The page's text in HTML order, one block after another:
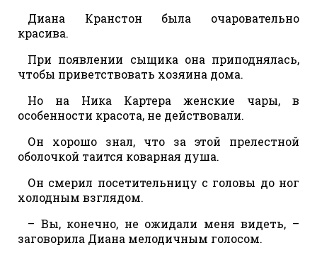
Диана Кранстон была очаровательно
красива.
При появлении сыщика она приподнялась,
чтобы приветствовать хозяина дома.
Но на Ника Картера женские чары, в
особенности красота, не действовали.
Он хорошо знал, что за этой прелестной
оболочкой таится коварная душа.
Он смерил посетительницу с головы до ног
холодным взглядом.
– Вы, конечно, не ожидали меня видеть, –
заговорила Диана мелодичным голосом.